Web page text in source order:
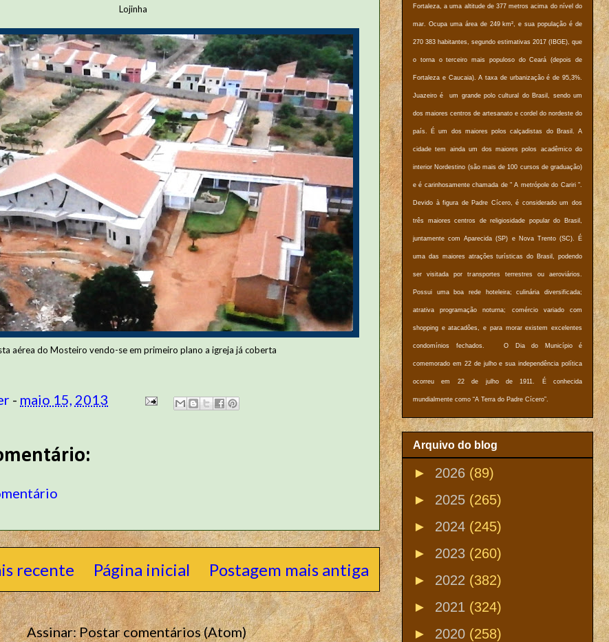
Lojinha
aérea do Mosteiro vendo-se em primeiro plano a igreja já coberta
- maio 15, 2013
recente Postagem mais antiga
Página inicial
Assinar:Postar comentários (Atom)
Fortaleza, a uma altitude de 377 metros acima do nível do
mar. Ocupa uma área de 249 km², e sua população é de
270 383 habitantes, segundo estimativas 2017 (IBGE), que
o torna o terceiro mais populoso do Ceará (depois de
Fortaleza e Caucaia). A taxa de urbanização é de 95,3%.
Juazeiro é um grande polo cultural do Brasil, sendo um
dos maiores centros de artesanato e cordel do nordeste do
país. É um dos maiores polos calçadistas do Brasil. A
cidade tem ainda um dos maiores polos acadêmico do
interior Nordestino (são mais de 100 cursos de graduação)
e é carinhosamente chamada de " A metrópole do Cariri ".
Devido à figura de Padre Cícero, é considerado um dos
três maiores centros de religiosidade popular do Brasil,
juntamente com Aparecida (SP) e Nova Trento (SC). É
uma das maiores atrações turísticas do Brasil, podendo
ser visitada por transportes terrestres ou aeroviários.
Possui uma boa rede hoteleira; culinária diversificada;
atrativa programação noturna; comércio variado com
shopping e atacadões, e para morar existem excelentes
condomínios fechados. O Dia do Município é
comemorado em 22 de julho e sua independência política
ocorreu em 22 de julho de 1911. É conhecida
mundialmente como “A Terra do Padre Cícero”.
Arquivo do blog
► 2026 (89)
► 2025 (265)
► 2024 (245)
► 2023 (260)
► 2022 (382)
► 2021 (324)
► 2020 (258)